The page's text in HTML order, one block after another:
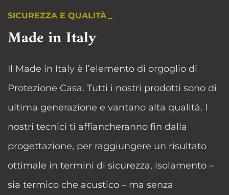
SICUREZZA E QUALITÀ
Made in Italy
Il Made in Italy è l’elemento di orgoglio di
Protezione Casa. Tutti i nostri prodotti sono di
ultima generazione e vantano alta qualità. I
nostri tecnici ti affiancheranno fin dalla
progettazione, per raggiungere un risultato
ottimale in termini di sicurezza, isolamento –
sia termico che acustico – ma senza